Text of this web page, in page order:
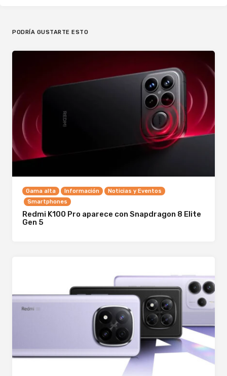
PODRÍA GUSTARTE ESTO
Gama alta Información
Noticias y Eventos
Smartphones
Redmi K100 Pro aparece con Snapdragon 8 Elite
Gen 5